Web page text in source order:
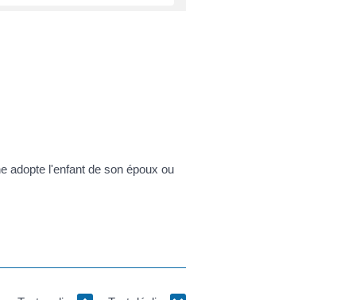
adopte l'enfant de son époux ou